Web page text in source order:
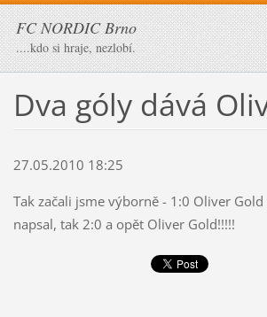
FC NORDIC Brno
....kdo si hraje, nezlobí.
Dva góly dává
27.05.2010 18:25
Tak začali jsme výborně - 1:0 Oliver
napsal, tak 2:0 a opět Oliver Gold!!!!!